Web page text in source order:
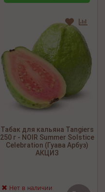
Табак для кальяна Tangiers
250 г - NOIR Summer Solstice
Celebration (Гуава Арбуз)
АКЦИЗ
Нет в наличии